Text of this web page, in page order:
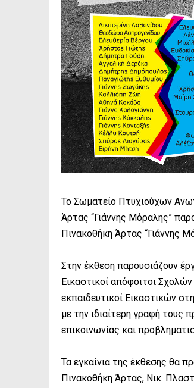
Το Σωματείο Πτυχιούχων
Άρτας “Γιάννης Μόραλης”
Πινακοθήκη Άρτας “Γιάννης
Στην έκθεση παρουσιάζουν
Εικαστικοί απόφοιτοι
εκπαιδευτικοί Εικαστικών
με την ιδιαίτερη γραφή
επικοινωνίας και
Τα εγκαίνια της έκθεσης θα
Πινακοθήκη Άρτας, Νικ.